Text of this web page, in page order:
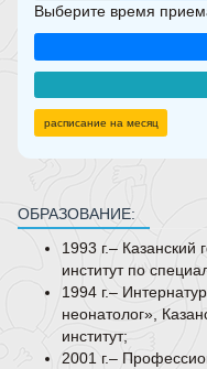
Выберите время
расписание на месяц
ОБРАЗОВАНИЕ:
1993 г.– Казанский
институт по
1994 г.–
неонатолог»,
институт;
2001 г.–